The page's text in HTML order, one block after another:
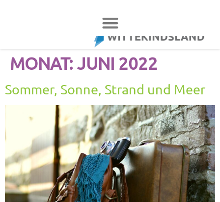
MONAT: JUNI 2022
Sommer, Sonne, Strand und Meer